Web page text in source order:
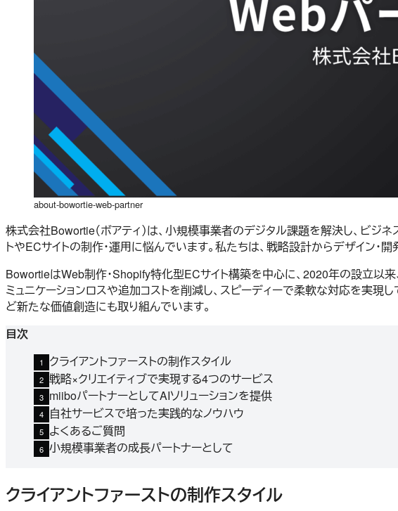
about-bowortie-web-partner
株式会社Bowortie（ボアティ）は、小規模事業者のデジタル課題を解決し、ビジ
トやECサイトの制作・運用に悩んでいます。私たちは、戦略設計からデザイン・
BowortieはWeb制作・Shopify特化型ECサイト構築を中心に、2020年の設立以
ミュニケーションロスや追加コストを削減し、スピーディーで柔軟な対応を実現
ど新たな価値創造にも取り組んでいます。
目次
クライアントファーストの制作スタイル
戦略×クリエイティブで実現する4つのサービス
miiboパートナーとしてAIソリューションを提供
自社サービスで培った実践的なノウハウ
よくあるご質問
小規模事業者の成長パートナーとして
クライアントファーストの制作スタイル